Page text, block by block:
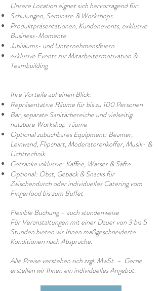
Unsere Location eignet sich hervorragend für:
Schulungen, Seminare & Workshops
Produktpräsentationen, Kundenevents, exklusive
Business-Momente
Jubiläums- und Unternehmensfeiern
exklusive Events zur Mitarbeitermotivation &
Teambuilding
Ihre Vorteile auf einen Blick:
Repräsentative Räume für bis zu 100 Personen
Bar, separate Sanitärbereiche und vielseitig
nutzbare Workshop-räume
Optional zubuchbares Equipment: Beamer,
Leinwand, Flipchart, Moderatorenkoffer, Musik- &
Lichttechnik
Getränke inklusive: Kaffee, Wasser & Säfte
Optional: Obst, Gebäck & Snacks für
Zwischendurch oder individuelles Catering vom
Fingerfood bis zum Buffet
Flexible Buchung – auch stundenweise
Für Veranstaltungen mit einer Dauer von 3 bis 5
Stunden bieten wir Ihnen maßgeschneiderte
Konditionen nach Absprache.
Alle Preise verstehen sich zzgl. MwSt. – Gerne
erstellen wir Ihnen ein individuelles Angebot.